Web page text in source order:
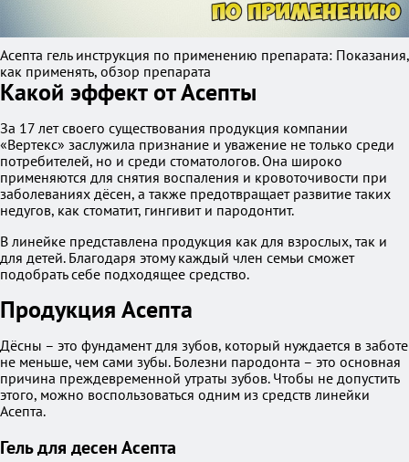
Асепта гель инструкция по применению препарата: Показания,
как применять, обзор препарата
Какой эффект от Асепты
За 17 лет своего существования продукция компании
«Вертекс» заслужила признание и уважение не только среди
потребителей, но и среди стоматологов. Она широко
применяются для снятия воспаления и кровоточивости при
заболеваниях дёсен, а также предотвращает развитие таких
недугов, как стоматит, гингивит и пародонтит.
В линейке представлена продукция как для взрослых, так и
для детей. Благодаря этому каждый член семьи сможет
подобрать себе подходящее средство.
Продукция Асепта
Дёсны – это фундамент для зубов, который нуждается в заботе
не меньше, чем сами зубы. Болезни пародонта – это основная
причина преждевременной утраты зубов. Чтобы не допустить
этого, можно воспользоваться одним из средств линейки
Асепта.
Гель для десен Асепта